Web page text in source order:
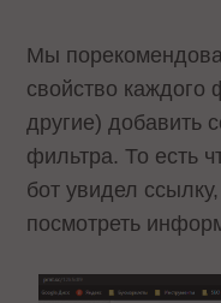
Мы
свойство
другие) добавить
фильтра. То есть
бот увидел
посмотреть